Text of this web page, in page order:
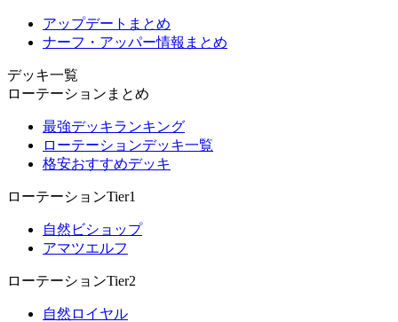
アップデートまとめ
ナーフ・アッパー情報まとめ
デッキ一覧
ローテーションまとめ
最強デッキランキング
ローテーションデッキ一覧
格安おすすめデッキ
ローテーションTier1
自然ビショップ
アマツエルフ
ローテーションTier2
自然ロイヤル